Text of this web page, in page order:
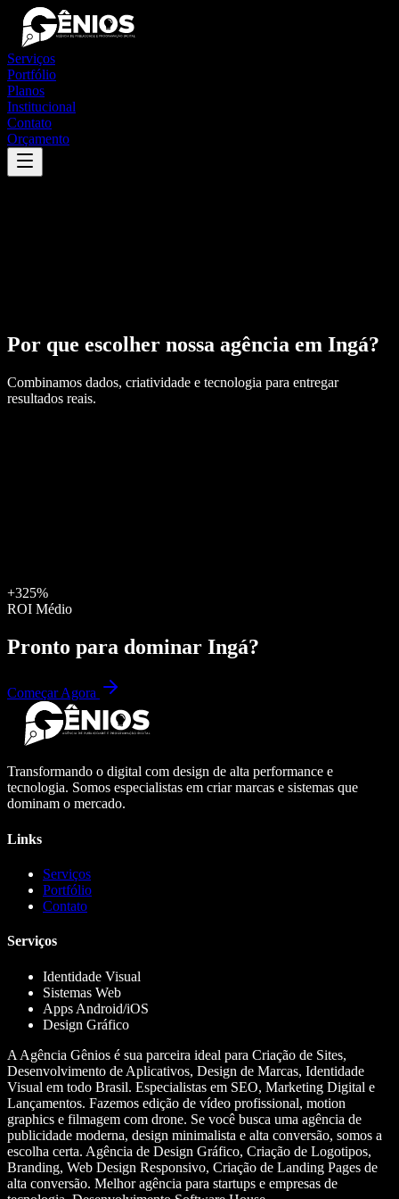
Serviços
Portfólio
Planos
Institucional
Contato
Orçamento
Por que escolher nossa agência em Ingá?
Combinamos dados, criatividade e tecnologia para entregar
resultados reais.
+325%
ROI Médio
Pronto para dominar Ingá?
Começar Agora
Transformando o digital com design de alta performance e
tecnologia. Somos especialistas em criar marcas e sistemas que
dominam o mercado.
Links
Serviços
Portfólio
Contato
Serviços
Identidade Visual
Sistemas Web
Apps Android/iOS
Design Gráfico
A Agência Gênios é sua parceira ideal para Criação de Sites,
Desenvolvimento de Aplicativos, Design de Marcas, Identidade
Visual em todo Brasil. Especialistas em SEO, Marketing Digital e
Lançamentos. Fazemos edição de vídeo profissional, motion
graphics e filmagem com drone. Se você busca uma agência de
publicidade moderna, design minimalista e alta conversão, somos a
escolha certa. Agência de Design Gráfico, Criação de Logotipos,
Branding, Web Design Responsivo, Criação de Landing Pages de
alta conversão. Melhor agência para startups e empresas de